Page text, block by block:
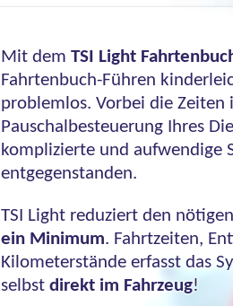
Mit dem TSI Light
Fahrtenbuch-Führen
problemlos. Vorbei die Zeiten
Pauschalbesteuerung Ihres
komplizierte und aufwendige
entgegenstanden.
TSI Light reduziert den nötigen
ein Minimum. Fahrtzeiten,
Kilometerstände erfasst das
selbstdirekt im Fahrzeug!